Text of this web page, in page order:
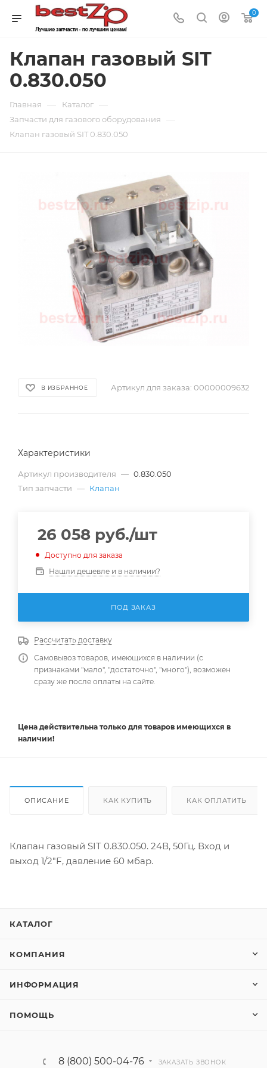
0
Клапан газовый SIT
0.830.050
Главная — Каталог —
Запчасти для газового оборудования —
Клапан газовый SIT 0.830.050
В ИЗБРАННОЕ Артикул для заказа: 00000009632
Характеристики
Артикул производителя — 0.830.050
Тип запчасти — Клапан
26 058 руб./шт
Доступно для заказа
Нашли дешевле и в наличии?
ПОД ЗАКАЗ
Рассчитать доставку
Самовывоз товаров, имеющихся в наличии (с
признаками "мало", "достаточно", "много"), возможен
сразу же после оплаты на сайте.
Цена действительна только для товаров имеющихся в
наличии!
ОПИСАНИЕ КАК КУПИТЬ КАК ОПЛАТИТЬ
Клапан газовый SIT 0.830.050. 24В, 50Гц. Вход и
выход 1/2"F, давление 60 мбар.
КАТАЛОГ
КОМПАНИЯ
ИНФОРМАЦИЯ
ПОМОЩЬ
8 (800) 500-04-76 ЗАКАЗАТЬ ЗВОНОК